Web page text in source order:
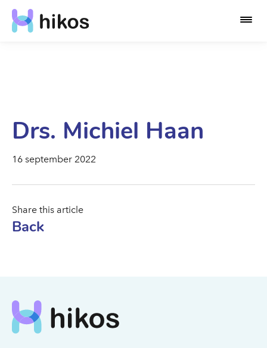
Drs. Michiel Haan
16 september 2022
Share this article
Back